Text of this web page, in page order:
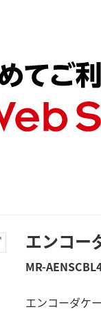
エンコー
MR-
エンコーダケ